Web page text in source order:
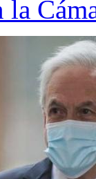
la